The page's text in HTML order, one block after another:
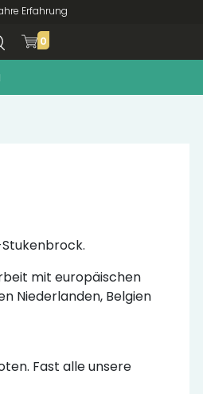
Erfahrung
0
mit europäischen
Niederlanden, Belgien
Fast alle unsere